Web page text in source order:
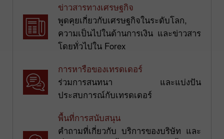
ข่าวสารทางเศรษฐกิจ
พูดคุยเกี่ยวกับเศรษฐกิจในระดับโลก,
ความเป็นไปในด้านการเงิน และข่าวสาร
โดยทั่วไปใน Forex
การหารือของเทรดเดอร์
ร่วมการสนทนา และแบ่งปัน
ประสบการณ์กับเทรดเดอร์
พื้นที่การสนับสนุน
คำถามที่เกี่ยวกับ บริการของบริษัท และ